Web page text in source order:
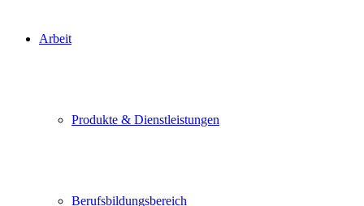
Arbeit
Produkte & Dienstleistungen
Berufsbildungsbereich